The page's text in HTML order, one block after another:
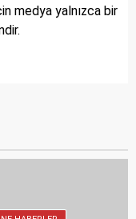
medya yalnızca bir